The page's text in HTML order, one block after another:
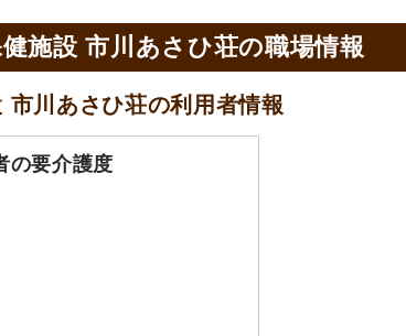
施設 市川あさひ荘の職場情報
市川あさひ荘の利用者情報
の要介護度